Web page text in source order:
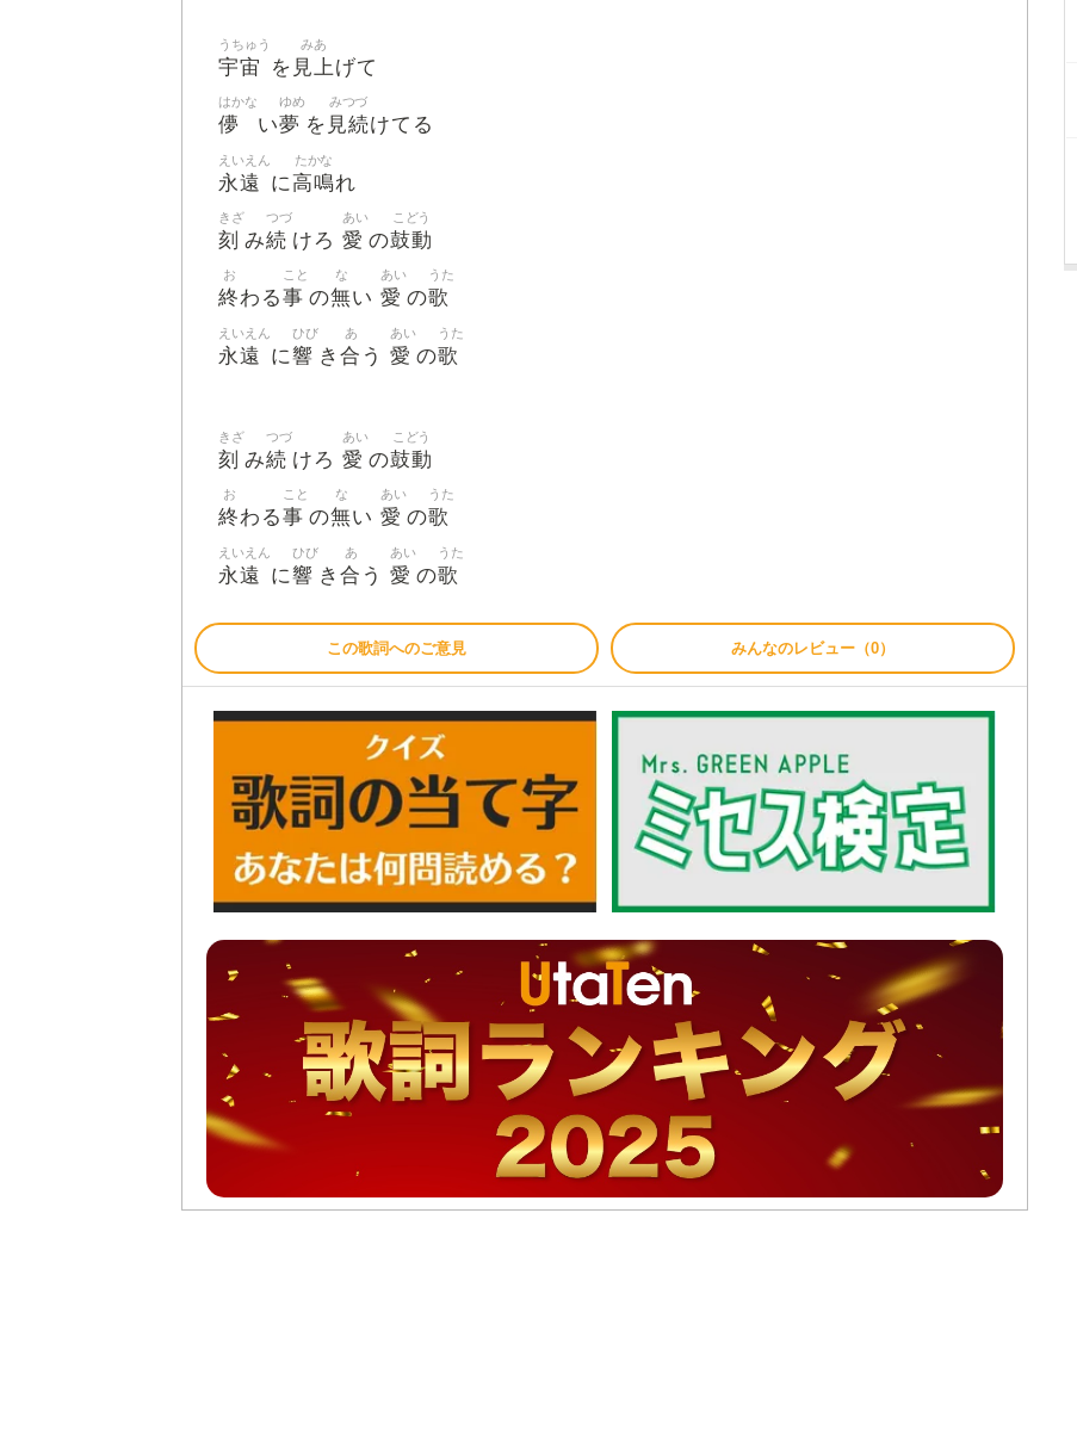
宇宙
うちゅう
を 見上
みあ
げて
儚
はかな
い夢
ゆめ
を 見続
みつづ
けてる
永遠
えいえん
に高鳴
たかな
れ
刻
きざ
み続
つづ
けろ 愛
あい
の鼓動
こどう
終
お
わる事
こと
の無
な
い 愛
あい
の歌
うた
永遠
えいえん
に響
ひび
き 合
あ
う 愛
あい
の歌
うた
刻
きざ
み続
つづ
けろ 愛
あい
の鼓動
こどう
終
お
わる事
こと
の無
な
い 愛
あい
の歌
うた
永遠
えいえん
に響
ひび
き 合
あ
う 愛
あい
の歌
うた
この歌詞へのご意見 みんなのレビュー（0）